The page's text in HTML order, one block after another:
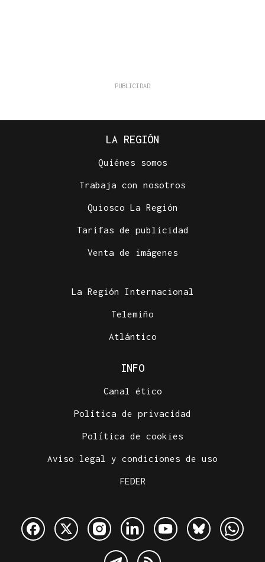
LA REGIÓN
Quiénes somos
Trabaja con nosotros
Quiosco La Región
Tarifas de publicidad
Venta de imágenes
La Región Internacional
Telemiño
Atlántico
INFO
Canal ético
Política de privacidad
Política de cookies
Aviso legal y condiciones de uso
FEDER